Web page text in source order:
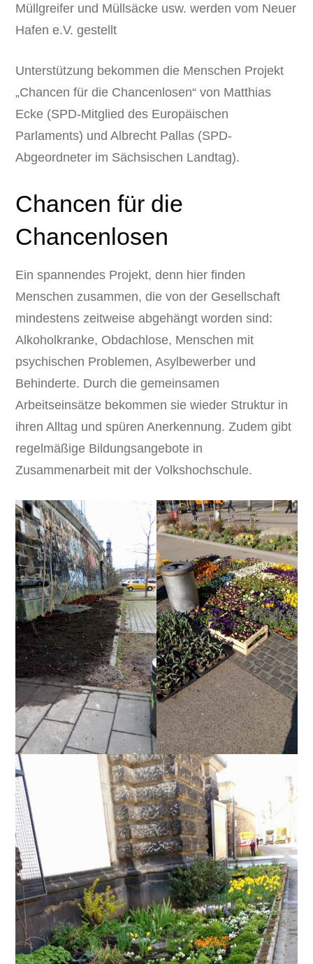
Müllgreifer und Müllsäcke usw. werden vom Neuer
Hafen e.V. gestellt
Unterstützung bekommen die Menschen Projekt
„Chancen für die Chancenlosen“ von Matthias
Ecke (SPD-Mitglied des Europäischen
Parlaments) und Albrecht Pallas (SPD-
Abgeordneter im Sächsischen Landtag).
Chancen für die
Chancenlosen
Ein spannendes Projekt, denn hier finden
Menschen zusammen, die von der Gesellschaft
mindestens zeitweise abgehängt worden sind:
Alkoholkranke, Obdachlose, Menschen mit
psychischen Problemen, Asylbewerber und
Behinderte. Durch die gemeinsamen
Arbeitseinsätze bekommen sie wieder Struktur in
ihren Alltag und spüren Anerkennung. Zudem gibt
regelmäßige Bildungsangebote in
Zusammenarbeit mit der Volkshochschule.